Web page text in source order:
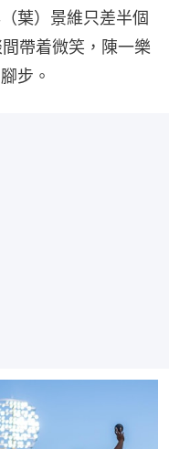
葉）景維只差半個
帶着微笑，陳一樂
步。